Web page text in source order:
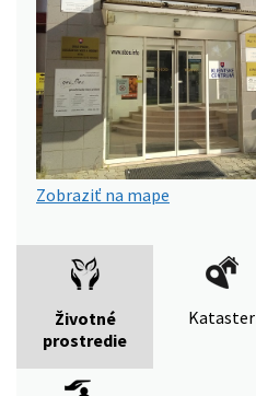
Zobraziť na mape
Životné
prostredie
Kataster